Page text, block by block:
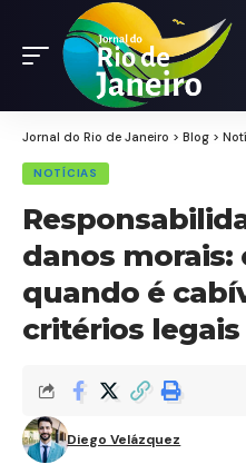
Jornal do Rio de Janeiro > Blog >
NOTÍCIAS
danos morais:
quando é
critérios legais
Diego Velázquez